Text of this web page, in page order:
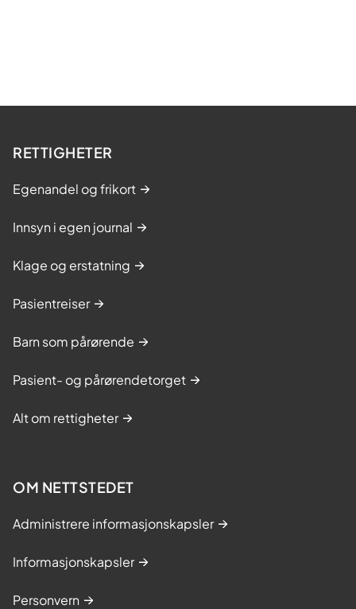
RETTIGHETER
Egenandel og frikort
Innsyn i egen journal
Klage og erstatning
Pasientreiser
Barn som pårørende
Pasient- og pårørendetorget
Alt om rettigheter
OM NETTSTEDET
Administrere informasjonskapsler
Informasjonskapsler
Personvern